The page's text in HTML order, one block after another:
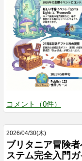
コメント （0件）
2026/04/30(木)
ブリタニア冒険
ステム完全入門ガ